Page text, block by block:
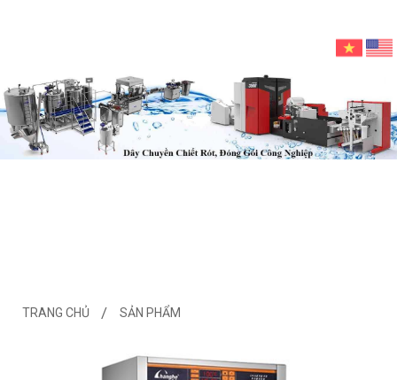
TRANG CHỦ SẢN PHẨM